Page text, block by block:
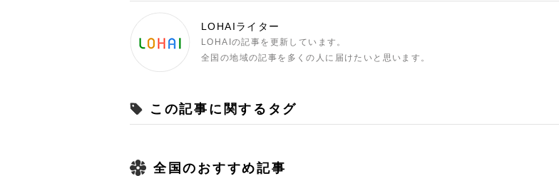
LOHAIライター
LOHAIの記事を更新しています。
全国の地域の記事を多くの人に届けたいと思います。
この記事に関するタグ
全国のおすすめ記事